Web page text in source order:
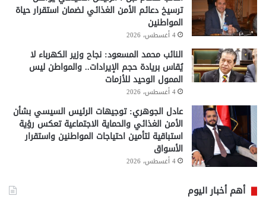
ترسيخ دعائم الأمن الغذائي لضمان استقرار حياة
المواطنين
4 أغسطس، 2026
النائب محمد المسعود: نجاح وزير الكهرباء لا
يُقاس بريادة حجم الإيرادات.. والمواطن ليس
الممول الوحيد للأزمات
4 أغسطس، 2026
عادل الجوهري: توجيهات الرئيس السيسي بشأن
الأمن الغذائي والحماية الاجتماعية تعكس رؤية
استباقية لتأمين احتياجات المواطنين واستقرار
الأسواق
4 أغسطس، 2026
أهم أخبار اليوم